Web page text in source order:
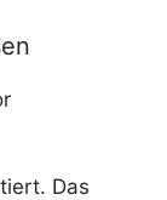
Das